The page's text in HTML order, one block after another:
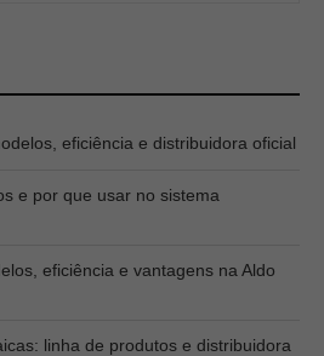
eficiência e distribuidora oficial
e por que usar no sistema
eficiência e vantagens na Aldo
linha de produtos e distribuidora